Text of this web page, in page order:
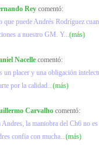
Rey comentó:
que puede Andrés Rodríguez
a nuestro GM. Y...(más)
Nacelle comentó:
un placer y una obligación
por la calidad...(más)
Carvalho comentó:
la maniobra del Ch6 no es
confia con mucha...(más)